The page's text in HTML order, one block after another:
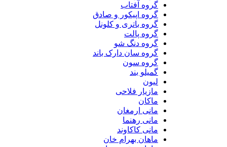
گروه آفتاب
گروه اپیکور و صادق
گروه باتری و کلونل
گروه پالت
گروه دنگ شو
گروه سان دارک باند
گروه سون
گمیلو بند
مازیار فلاحی
مانی ارمغان
مانی رهنما
مانی کاکاوند
ماهان بهرام خان